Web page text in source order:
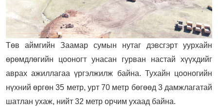
Төв аймгийн Заамар сумын нутаг дэвсгэрт уурхайн
өрөмдлөгийн цооногт унасан гурван настай хүүхдийг
аврах ажиллагаа үргэлжилж байна. Тухайн цооногийн
нүхний өргөн 35 метр, урт 70 метр бөгөөд 3 дамжлагатай
шатлан ухаж, нийт 32 метр орчим ухаад байна.